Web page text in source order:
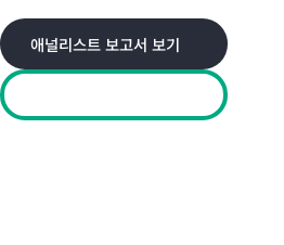
애널리스트 보고서 보기